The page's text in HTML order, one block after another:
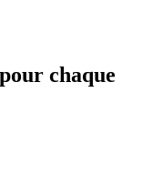
chaque